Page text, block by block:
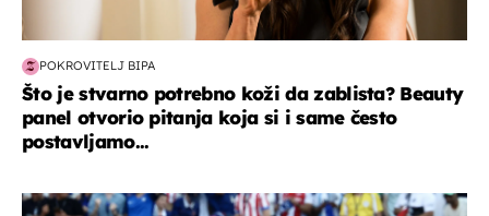
POKROVITELJ BIPA
Što je stvarno potrebno koži da zablista? Beauty
panel otvorio pitanja koja si i same često
postavljamo...
svjetsko prvenstvo 2026